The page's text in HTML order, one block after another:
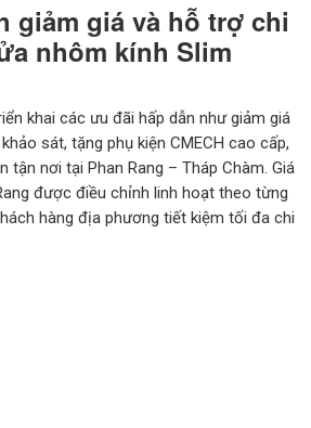
giảm giá và hỗ trợ chi
nhôm kính Slim
khai các ưu đãi hấp dẫn như giảm giá
sát, tặng phụ kiện CMECH cao cấp,
tận nơi tại Phan Rang – Tháp Chàm. Giá
được điều chỉnh linh hoạt theo từng
hàng địa phương tiết kiệm tối đa chi